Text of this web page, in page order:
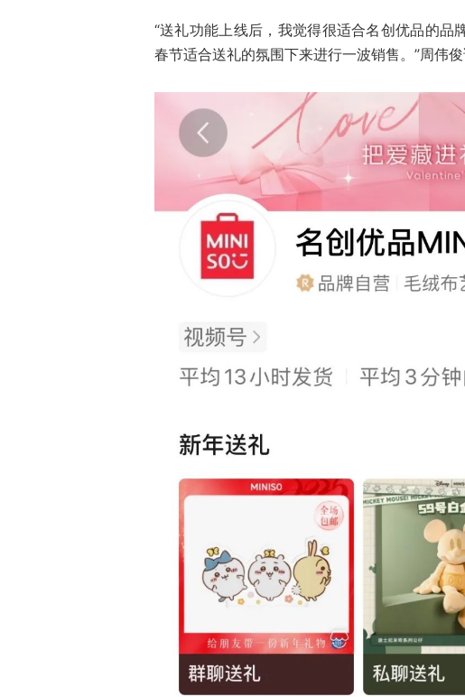
“送礼功能上线后，我觉得很适合名创优品的
春节适合送礼的氛围下来进行一波销售。”周伟俊